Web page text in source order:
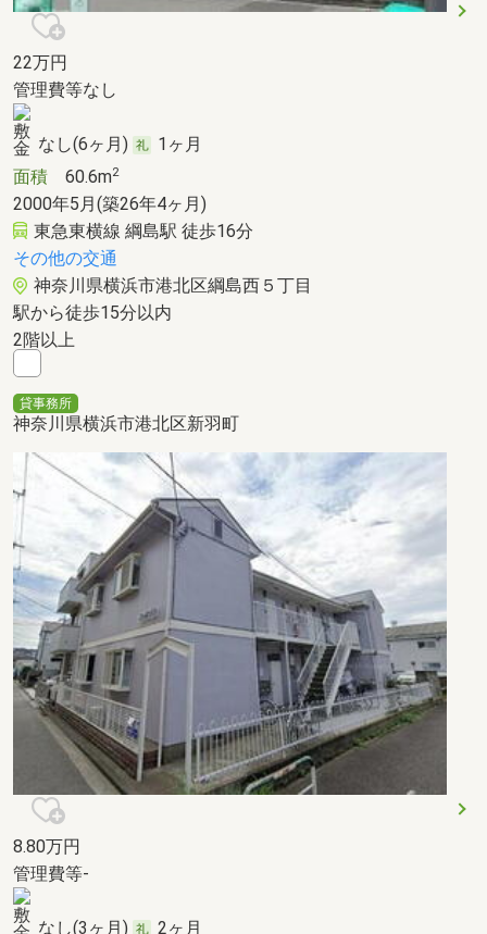
22万円
管理費等なし
なし(6ヶ月)
1ヶ月
面積 60.6m2
2000年5月(築26年4ヶ月)
東急東横線 綱島駅 徒歩16分
その他の交通
神奈川県横浜市港北区綱島西５丁目
駅から徒歩15分以内
2階以上
貸事務所
神奈川県横浜市港北区新羽町
8.80万円
管理費等-
なし(3ヶ月)
2ヶ月